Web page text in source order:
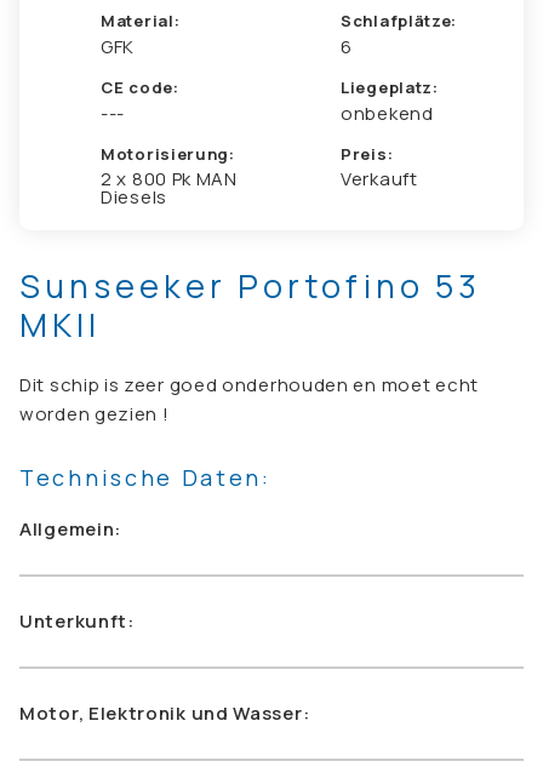
Material:
GFK
Schlafplätze:
6
CE code:
---
Liegeplatz:
onbekend
Motorisierung:
2 x 800 Pk MAN
Diesels
Preis:
Verkauft
Sunseeker Portofino 53
MKII
Dit schip is zeer goed onderhouden en moet echt
worden gezien !
Technische Daten:
Allgemein:
Unterkunft:
Motor, Elektronik und Wasser: